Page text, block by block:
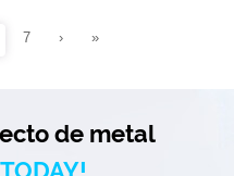
7 › »
de metal